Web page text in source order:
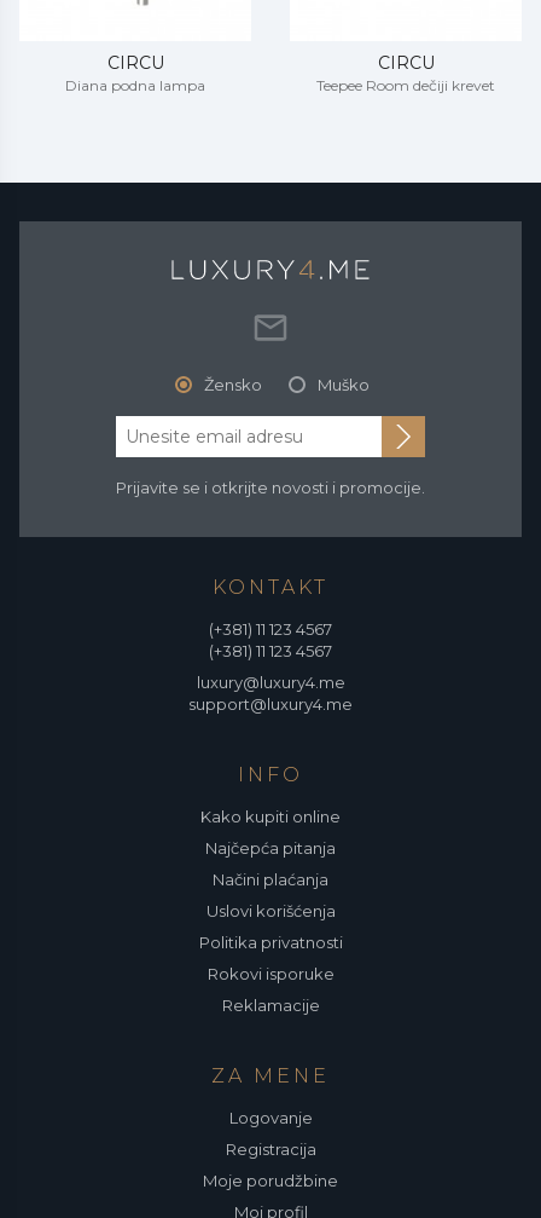
CIRCU
Diana podna lampa
CIRCU
Teepee Room dečiji krevet
KONTAKT
(+381) 11 123 4567
(+381) 11 123 4567
luxury@luxury4.me
support@luxury4.me
INFO
Kako kupiti online
Najčepća pitanja
Načini plaćanja
Uslovi korišćenja
Politika privatnosti
Rokovi isporuke
Reklamacije
Žensko Muško
Prijavite se i otkrijte novosti i promocije.
ZA MENE
Logovanje
Registracija
Moje porudžbine
Moj profil